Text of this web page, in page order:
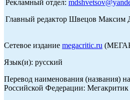
Рекламный отдел:
Главный редактор Швецов Максим
Сетевое издание megacritic.ru
Язык(и): русский
Перевод наименования (названия)
Российской Федерации: Мегакритик